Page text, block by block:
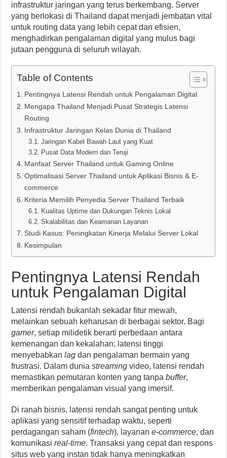
infrastruktur jaringan yang terus berkembang. Server
yang berlokasi di Thailand dapat menjadi jembatan vital
untuk routing data yang lebih cepat dan efisien,
menghadirkan pengalaman digital yang mulus bagi
jutaan pengguna di seluruh wilayah.
Table of Contents
Pentingnya Latensi Rendah untuk Pengalaman Digital
Mengapa Thailand Menjadi Pusat Strategis Latensi
Routing
Infrastruktur Jaringan Kelas Dunia di Thailand
Jaringan Kabel Bawah Laut yang Kuat
Pusat Data Modern dan Teruji
Manfaat Server Thailand untuk Gaming Online
Optimalisasi Server Thailand untuk Aplikasi Bisnis & E-
commerce
Kriteria Memilih Penyedia Server Thailand Terbaik
Kualitas Uptime dan Dukungan Teknis Lokal
Skalabilitas dan Keamanan Layanan
Studi Kasus: Peningkatan Kinerja Melalui Server Lokal
Kesimpulan
Pentingnya Latensi Rendah
untuk Pengalaman Digital
Latensi rendah bukanlah sekadar fitur mewah,
melainkan sebuah keharusan di berbagai sektor. Bagi
gamer, setiap milidetik berarti perbedaan antara
kemenangan dan kekalahan; latensi tinggi
menyebabkanlag dan pengalaman bermain yang
frustrasi. Dalam duniastreaming video, latensi rendah
memastikan pemutaran konten yang tanpabuffer,
memberikan pengalaman visual yang imersif.
Di ranah bisnis, latensi rendah sangat penting untuk
aplikasi yang sensitif terhadap waktu, seperti
perdagangan saham (fintech), layanane-commerce, dan
komunikasireal-time. Transaksi yang cepat dan respons
situs web yang instan tidak hanya meningkatkan